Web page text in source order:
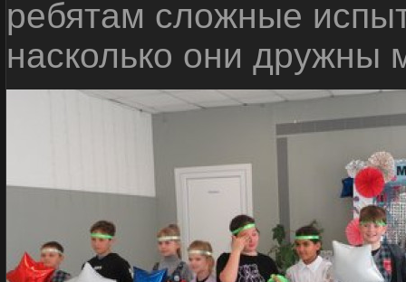
ребятам сложные
насколько они дружны